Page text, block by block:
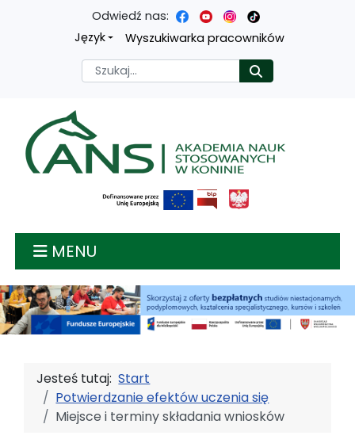
Przejdź
treści
głównej
Przejdź
menu
nawigacyjnego
Przejdź
wyszukiwarki
Przejdź
mapy
strony
Odwiedź nas:
Język
Wyszukiwarka pracowników
Szukaj
Akademia nauk
MENU
Jesteś tutaj:Start
Potwierdzanie efektów uczenia się
Miejsce i terminy składania wniosków